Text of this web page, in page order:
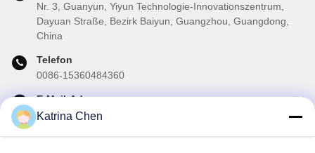
Nr. 3, Guanyun, Yiyun Technologie-Innovationszentrum,
Dayuan Straße, Bezirk Baiyun, Guangzhou, Guangdong,
China
Telefon
0086-15360484360
E-Mail-Adresse
brake02@teibrakes.com
Katrina Chen